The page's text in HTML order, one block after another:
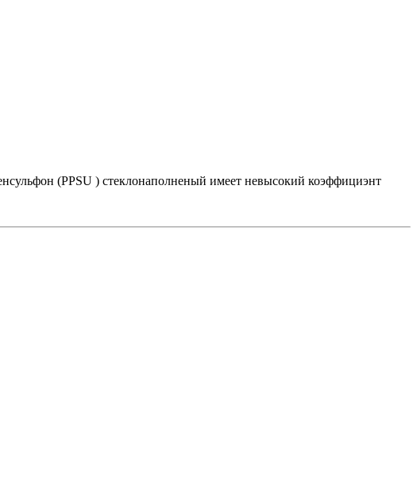
(PPSU ) стеклонаполненый имеет невысокий коэффициэнт